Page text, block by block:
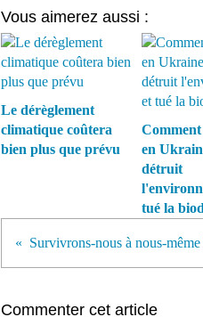
Vous aimerez aussi :
Le dérèglement
climatique coûtera
bien plus que prévu
en
détruit
tué la
Survivrons-nous à nous-même
Commenter cet article